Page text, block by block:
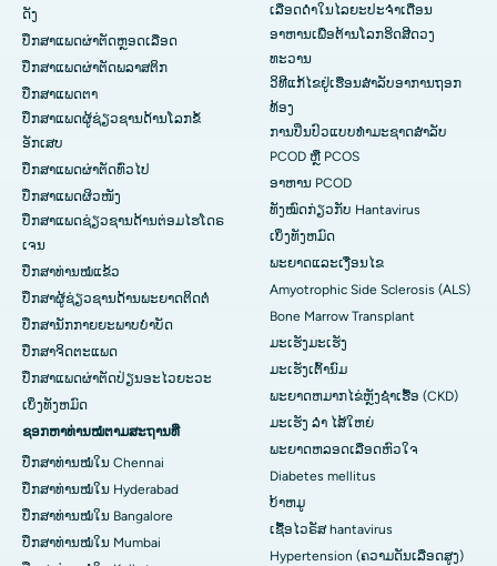
ດັງ
ປຶກສາແພດຜ່າຕັດຫຼອດເລືອດ
ປຶກສາແພດຜ່າຕັດພລາສຕິກ
ປຶກສາແພດຕາ
ປຶກສາແພດຜູ້ຊ່ຽວຊານດ້ານໂລກຂໍ້
ອັກເສບ
ປຶກສາແພດຜ່າຕັດທົ່ວໄປ
ປຶກສາແພດຜິວໜັງ
ປຶກສາແພດຊ່ຽວຊານດ້ານຕ່ອມໄຮໂດຣ
ເຈນ
ປຶກສາທ່ານໝໍແຂ້ວ
ປຶກສາຜູ້ຊ່ຽວຊານດ້ານພະຍາດຕິດຕໍ່
ປຶກສານັກກາຍຍະພາບບຳບັດ
ປຶກສາຈິດຕະແພດ
ປຶກສາແພດຜ່າຕັດປ່ຽນອະໄວຍະວະ
ເບິ່ງທັງຫມົດ
ຊອກຫາທ່ານໝໍຕາມສະຖານທີ່
ປຶກສາທ່ານໝໍໃນ Chennai
ປຶກສາທ່ານໝໍໃນ Hyderabad
ປຶກສາທ່ານໝໍໃນ Bangalore
ປຶກສາທ່ານໝໍໃນ Mumbai
ເລືອດດໍາໃນໄລຍະປະຈໍາເດືອນ
ອາຫານເພື່ອຕ້ານໂລກຮິດສີດວງ
ທະວານ
ວິທີແກ້ໄຂຢູ່ເຮືອນສຳລັບອາການຖອກ
ທ້ອງ
ການປິ່ນປົວແບບທໍາມະຊາດສໍາລັບ
PCOD ຫຼື PCOS
ອາຫານ PCOD
ທັງໝົດກ່ຽວກັບ Hantavirus
ເບິ່ງ​ທັງ​ຫມົດ
ພະຍາດແລະເງື່ອນໄຂ
Amyotrophic Side Sclerosis (ALS)
Bone Marrow Transplant
ມະເຮັງມະເຮັງ
ມະເຮັງເຕົ້ານົມ
ພະຍາດຫມາກໄຂ່ຫຼັງຊໍາເຮື້ອ (CKD)
ມະເຮັງ ລຳ ໄສ້ໃຫຍ່
ພະຍາດຫລອດເລືອດຫົວໃຈ
Diabetes mellitus
ບ້າຫມູ
ເຊື້ອໄວຣັສ hantavirus
Hypertension (ຄວາມດັນເລືອດສູງ)